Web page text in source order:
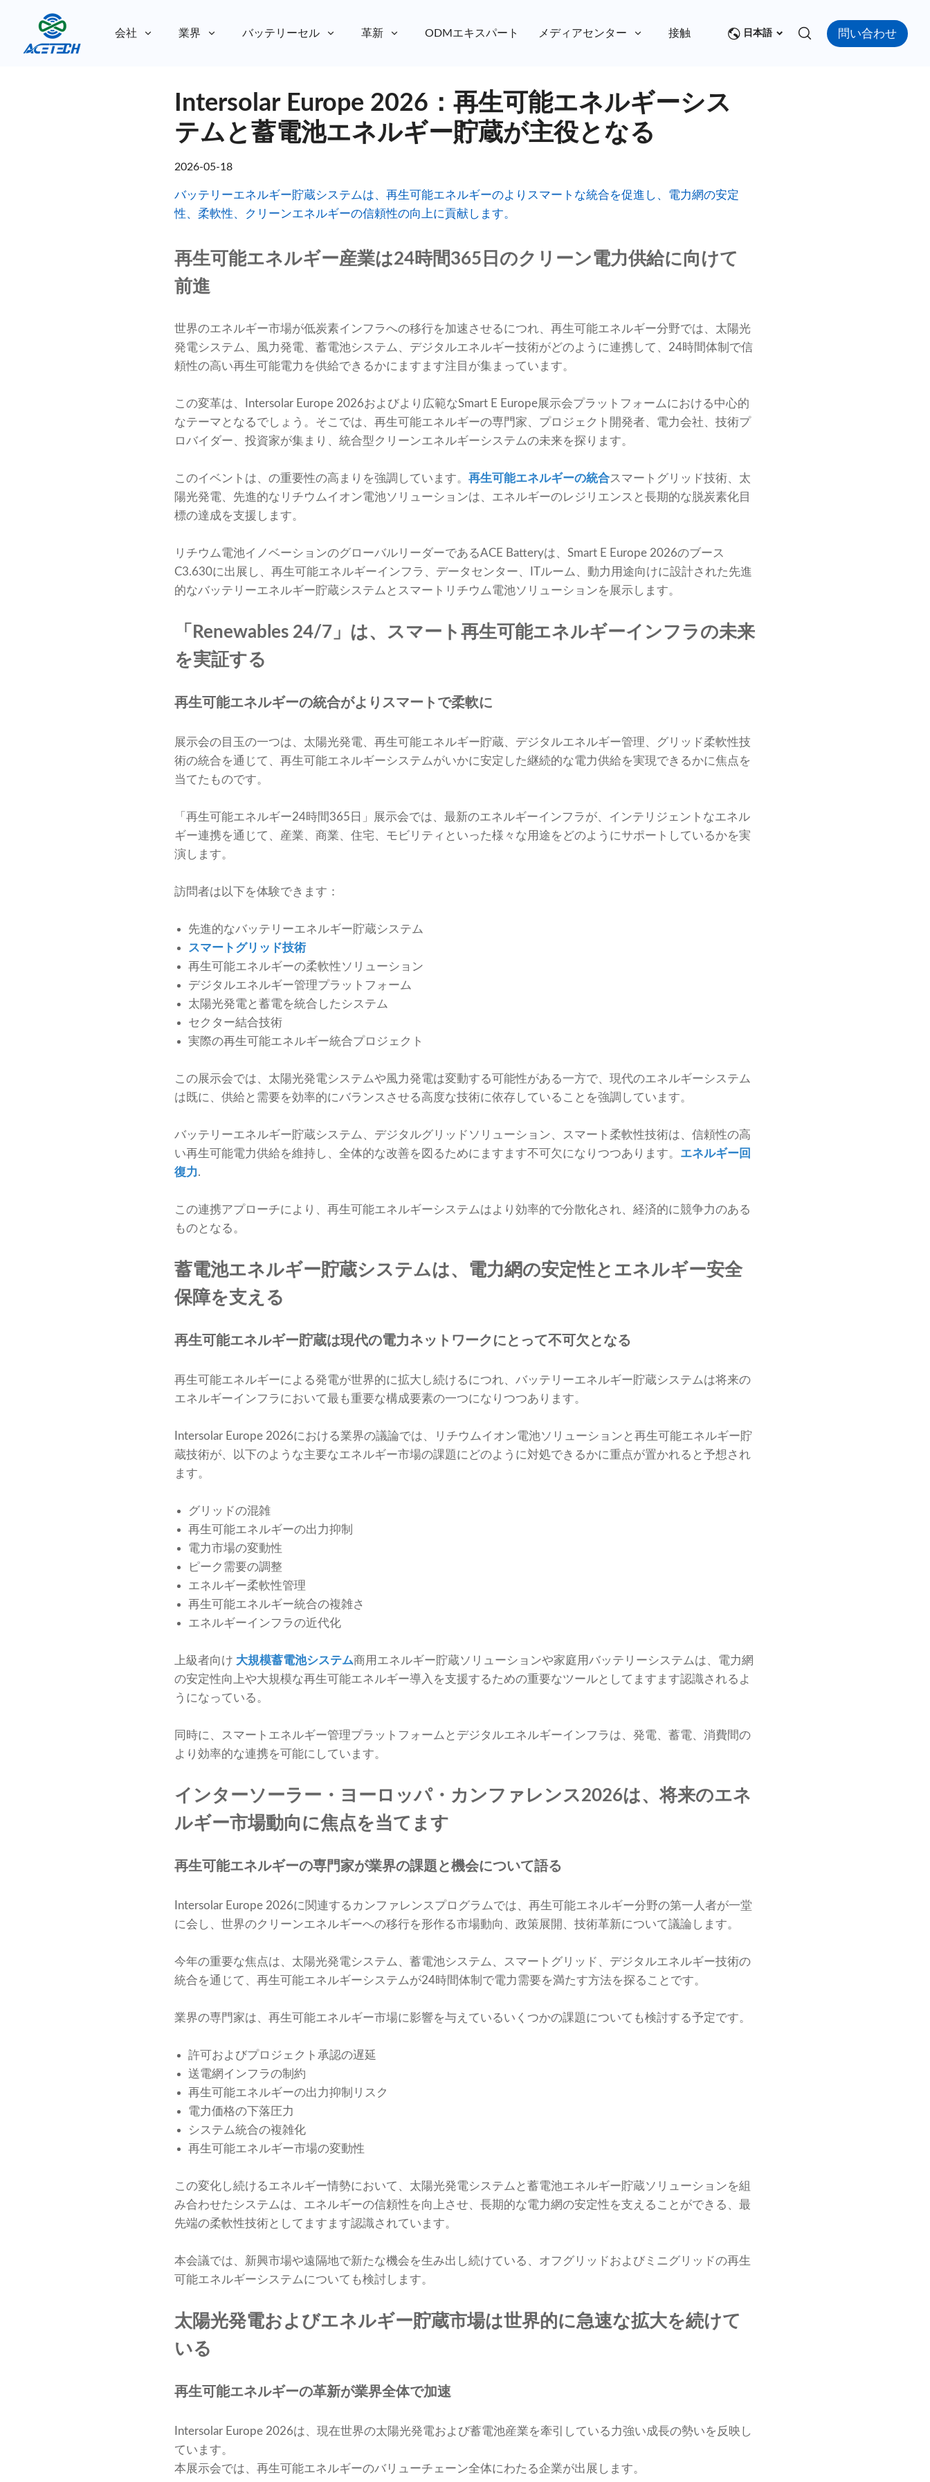
会社 業界 バッテリーセル 革新 ODMエキスパート メディアセンター 接触 日本語 問い合わせ
Intersolar Europe 2026：再生可能エネルギーシス
テムと蓄電池エネルギー貯蔵が主役となる
2026-05-18
バッテリーエネルギー貯蔵システムは、再生可能エネルギーのよりスマートな統合を促進し、電力網の安定
性、柔軟性、クリーンエネルギーの信頼性の向上に貢献します。
再生可能エネルギー産業は24時間365日のクリーン電力供給に向けて
前進
世界のエネルギー市場が低炭素インフラへの移行を加速させるにつれ、再生可能エネルギー分野では、太陽光
発電システム、風力発電、蓄電池システム、デジタルエネルギー技術がどのように連携して、24時間体制で信
頼性の高い再生可能電力を供給できるかにますます注目が集まっています。
この変革は、Intersolar Europe 2026およびより広範なSmart E Europe展示会プラットフォームにおける中心的
なテーマとなるでしょう。そこでは、再生可能エネルギーの専門家、プロジェクト開発者、電力会社、技術プ
ロバイダー、投資家が集まり、統合型クリーンエネルギーシステムの未来を探ります。
このイベントは、の重要性の高まりを強調しています。 再生可能エネルギーの統合スマートグリッド技術、太
陽光発電、先進的なリチウムイオン電池ソリューションは、エネルギーのレジリエンスと長期的な脱炭素化目
標の達成を支援します。
リチウム電池イノベーションのグローバルリーダーであるACE Batteryは、Smart E Europe 2026のブース
C3.630に出展し、再生可能エネルギーインフラ、データセンター、ITルーム、動力用途向けに設計された先進
的なバッテリーエネルギー貯蔵システムとスマートリチウム電池ソリューションを展示します。
「Renewables 24/7」は、スマート再生可能エネルギーインフラの未来
を実証する
再生可能エネルギーの統合がよりスマートで柔軟に
展示会の目玉の一つは、太陽光発電、再生可能エネルギー貯蔵、デジタルエネルギー管理、グリッド柔軟性技
術の統合を通じて、再生可能エネルギーシステムがいかに安定した継続的な電力供給を実現できるかに焦点を
当てたものです。
「再生可能エネルギー24時間365日」展示会では、最新のエネルギーインフラが、インテリジェントなエネル
ギー連携を通じて、産業、商業、住宅、モビリティといった様々な用途をどのようにサポートしているかを実
演します。
訪問者は以下を体験できます：
先進的なバッテリーエネルギー貯蔵システム
スマートグリッド技術
再生可能エネルギーの柔軟性ソリューション
デジタルエネルギー管理プラットフォーム
太陽光発電と蓄電を統合したシステム
セクター結合技術
実際の再生可能エネルギー統合プロジェクト
この展示会では、太陽光発電システムや風力発電は変動する可能性がある一方で、現代のエネルギーシステム
は既に、供給と需要を効率的にバランスさせる高度な技術に依存していることを強調しています。
バッテリーエネルギー貯蔵システム、デジタルグリッドソリューション、スマート柔軟性技術は、信頼性の高
い再生可能電力供給を維持し、全体的な改善を図るためにますます不可欠になりつつあります。 エネルギー回
復力.
この連携アプローチにより、再生可能エネルギーシステムはより効率的で分散化され、経済的に競争力のある
ものとなる。
蓄電池エネルギー貯蔵システムは、電力網の安定性とエネルギー安全
保障を支える
再生可能エネルギー貯蔵は現代の電力ネットワークにとって不可欠となる
再生可能エネルギーによる発電が世界的に拡大し続けるにつれ、バッテリーエネルギー貯蔵システムは将来の
エネルギーインフラにおいて最も重要な構成要素の一つになりつつあります。
Intersolar Europe 2026における業界の議論では、リチウムイオン電池ソリューションと再生可能エネルギー貯
蔵技術が、以下のような主要なエネルギー市場の課題にどのように対処できるかに重点が置かれると予想され
ます。
グリッドの混雑
再生可能エネルギーの出力抑制
電力市場の変動性
ピーク需要の調整
エネルギー柔軟性管理
再生可能エネルギー統合の複雑さ
エネルギーインフラの近代化
上級者向け 大規模蓄電池システム商用エネルギー貯蔵ソリューションや家庭用バッテリーシステムは、電力網
の安定性向上や大規模な再生可能エネルギー導入を支援するための重要なツールとしてますます認識されるよ
うになっている。
同時に、スマートエネルギー管理プラットフォームとデジタルエネルギーインフラは、発電、蓄電、消費間の
より効率的な連携を可能にしています。
インターソーラー・ヨーロッパ・カンファレンス2026は、将来のエネ
ルギー市場動向に焦点を当てます
再生可能エネルギーの専門家が業界の課題と機会について語る
Intersolar Europe 2026に関連するカンファレンスプログラムでは、再生可能エネルギー分野の第一人者が一堂
に会し、世界のクリーンエネルギーへの移行を形作る市場動向、政策展開、技術革新について議論します。
今年の重要な焦点は、太陽光発電システム、蓄電池システム、スマートグリッド、デジタルエネルギー技術の
統合を通じて、再生可能エネルギーシステムが24時間体制で電力需要を満たす方法を探ることです。
業界の専門家は、再生可能エネルギー市場に影響を与えているいくつかの課題についても検討する予定です。
許可およびプロジェクト承認の遅延
送電網インフラの制約
再生可能エネルギーの出力抑制リスク
電力価格の下落圧力
システム統合の複雑化
再生可能エネルギー市場の変動性
この変化し続けるエネルギー情勢において、太陽光発電システムと蓄電池エネルギー貯蔵ソリューションを組
み合わせたシステムは、エネルギーの信頼性を向上させ、長期的な電力網の安定性を支えることができる、最
先端の柔軟性技術としてますます認識されています。
本会議では、新興市場や遠隔地で新たな機会を生み出し続けている、オフグリッドおよびミニグリッドの再生
可能エネルギーシステムについても検討します。
太陽光発電およびエネルギー貯蔵市場は世界的に急速な拡大を続けて
いる
再生可能エネルギーの革新が業界全体で加速
Intersolar Europe 2026は、現在世界の太陽光発電および蓄電池産業を牽引している力強い成長の勢いを反映し
ています。
本展示会では、再生可能エネルギーのバリューチェーン全体にわたる企業が出展します。